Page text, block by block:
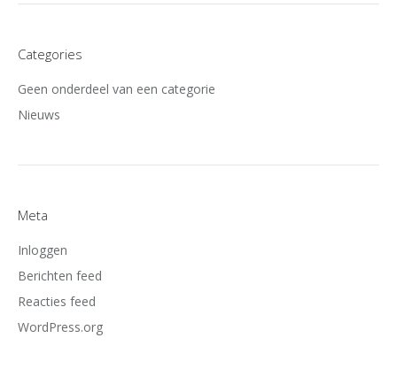
Categories
Geen onderdeel van een categorie
Nieuws
Meta
Inloggen
Berichten feed
Reacties feed
WordPress.org